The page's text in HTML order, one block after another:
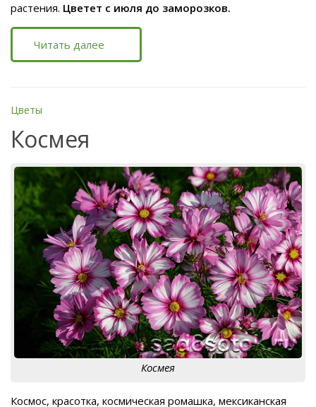
растения. Цветет с июля до заморозков.
Читать далее
Цветы
Космея
Космея
Космос, красотка, космическая ромашка, мексиканская